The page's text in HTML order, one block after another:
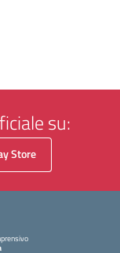
su:
Store